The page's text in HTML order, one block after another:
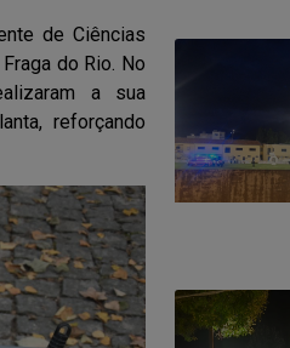
de Ciências
do Rio. No
a sua
reforçando